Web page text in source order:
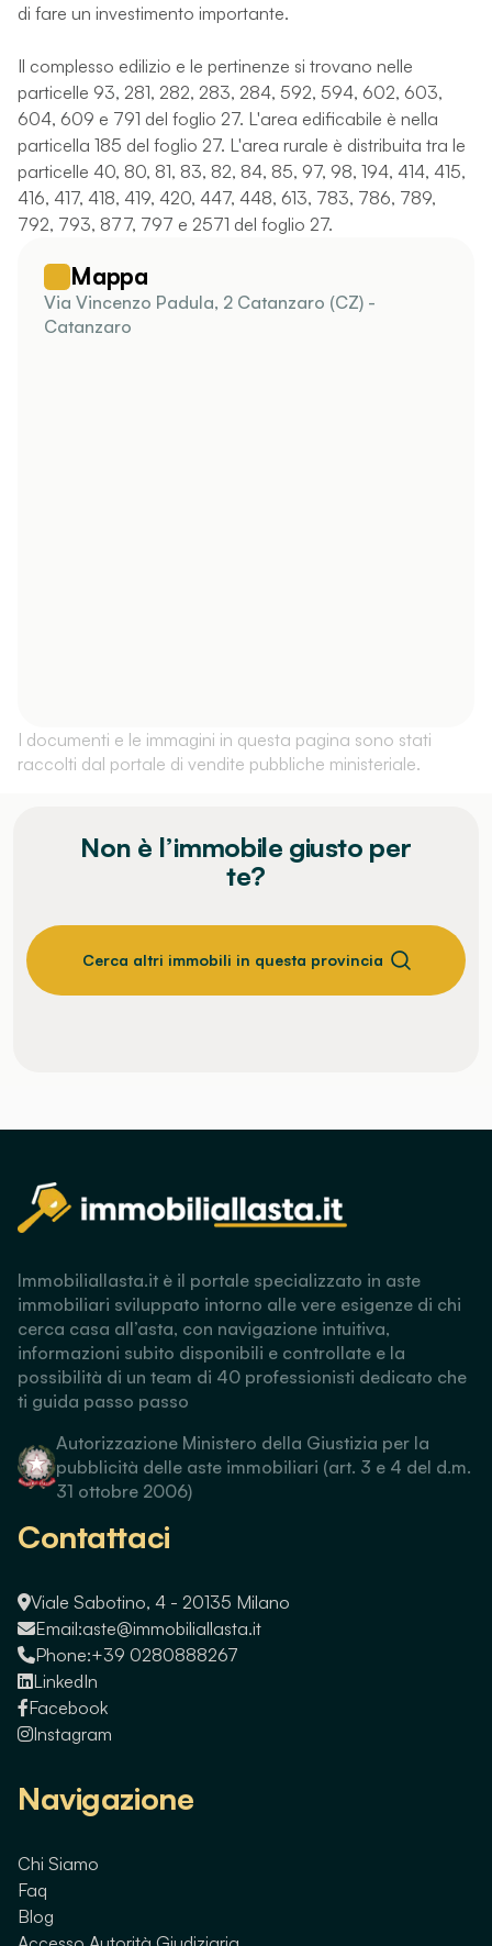
di fare un investimento importante.
Il complesso edilizio e le pertinenze si trovano nelle
particelle 93, 281, 282, 283, 284, 592, 594, 602, 603,
604, 609 e 791 del foglio 27. L'area edificabile è nella
particella 185 del foglio 27. L'area rurale è distribuita tra le
particelle 40, 80, 81, 83, 82, 84, 85, 97, 98, 194, 414, 415,
416, 417, 418, 419, 420, 447, 448, 613, 783, 786, 789,
792, 793, 877, 797 e 2571 del foglio 27.
Mappa
Via Vincenzo Padula, 2 Catanzaro (CZ) -
Catanzaro
I documenti e le immagini in questa pagina sono stati
raccolti dal portale di vendite pubbliche ministeriale.
Non è l’immobile giusto per
te?
Cerca altri immobili in questa provincia
Immobiliallasta.it è il portale specializzato in aste
immobiliari sviluppato intorno alle vere esigenze di chi
cerca casa all’asta, con navigazione intuitiva,
informazioni subito disponibili e controllate e la
possibilità di un team di 40 professionisti dedicato che
ti guida passo passo
Autorizzazione Ministero della Giustizia per la
pubblicità delle aste immobiliari (art. 3 e 4 del d.m.
31 ottobre 2006)
Contattaci
Viale Sabotino, 4 - 20135 Milano
Email:aste@immobiliallasta.it
Phone:+39 0280888267
LinkedIn
Facebook
Instagram
Navigazione
Chi Siamo
Faq
Blog